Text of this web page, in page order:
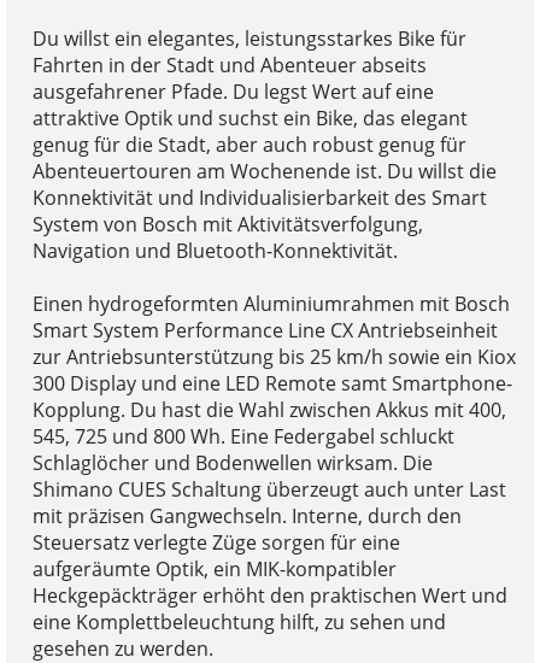
Du willst ein elegantes, leistungsstarkes Bike für
Fahrten in der Stadt und Abenteuer abseits
ausgefahrener Pfade. Du legst Wert auf eine
attraktive Optik und suchst ein Bike, das elegant
genug für die Stadt, aber auch robust genug für
Abenteuertouren am Wochenende ist. Du willst die
Konnektivität und Individualisierbarkeit des Smart
System von Bosch mit Aktivitätsverfolgung,
Navigation und Bluetooth-Konnektivität.
Einen hydrogeformten Aluminiumrahmen mit Bosch
Smart System Performance Line CX Antriebseinheit
zur Antriebsunterstützung bis 25 km/h sowie ein Kiox
300 Display und eine LED Remote samt Smartphone-
Kopplung. Du hast die Wahl zwischen Akkus mit 400,
545, 725 und 800 Wh. Eine Federgabel schluckt
Schlaglöcher und Bodenwellen wirksam. Die
Shimano CUES Schaltung überzeugt auch unter Last
mit präzisen Gangwechseln. Interne, durch den
Steuersatz verlegte Züge sorgen für eine
aufgeräumte Optik, ein MIK-kompatibler
Heckgepäckträger erhöht den praktischen Wert und
eine Komplettbeleuchtung hilft, zu sehen und
gesehen zu werden.